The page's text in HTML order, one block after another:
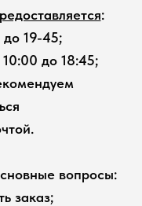
:
до 19-45;
10:00 до 18:45;
вопросы:
заказ;